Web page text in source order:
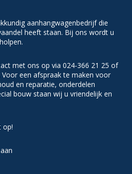
aanhangwagenbedrijf die
heeft staan. Bij ons wordt u
met ons op via 024-366 21 25 of
een afspraak te maken voor
en reparatie, onderdelen
bouw staan wij u vriendelijk en
op!